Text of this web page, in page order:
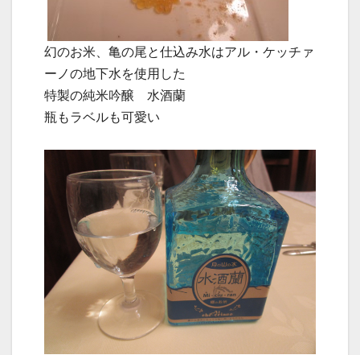
幻のお米、亀の尾と仕込み水はアル・ケッチァ
ーノの地下水を使用した
特製の純米吟醸 水酒蘭
瓶もラベルも可愛い